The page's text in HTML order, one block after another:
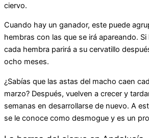
ciervo.
Cuando hay un ganador, este puede
hembras con las que se irá apareando.
cada hembra parirá a su cervatillo
ocho meses.
¿Sabías que las astas del macho caen
marzo? Después, vuelven a crecer y
semanas en desarrollarse de nuevo. A
se le conoce como desmogue y es un